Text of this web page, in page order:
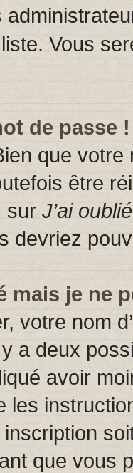
Vous
de passe !
que
être
sur J’ai
devriez
mais je ne
votre nom
a deux
avoir
les
que vous